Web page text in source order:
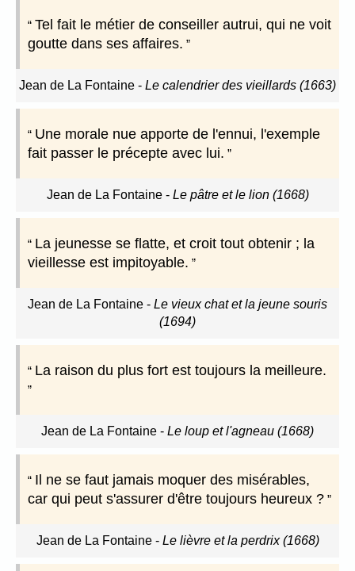
Tel fait le métier de conseiller autrui, qui ne voit
goutte dans ses affaires.
Jean de La Fontaine - Le calendrier des vieillards (1663)
Une morale nue apporte de l'ennui, l'exemple
fait passer le précepte avec lui.
Jean de La Fontaine- Le pâtre et le lion (1668)
La jeunesse se flatte, et croit tout obtenir ; la
vieillesse est impitoyable.
Jean de La Fontaine - Le vieux chat et la jeune souris
(1694)
La raison du plus fort est toujours la meilleure.
Jean de La Fontaine - Le loup et l'agneau (1668)
Il ne se faut jamais moquer des misérables,
car qui peut s'assurer d'être toujours heureux ?
Jean de La Fontaine- Le lièvre et la perdrix (1668)